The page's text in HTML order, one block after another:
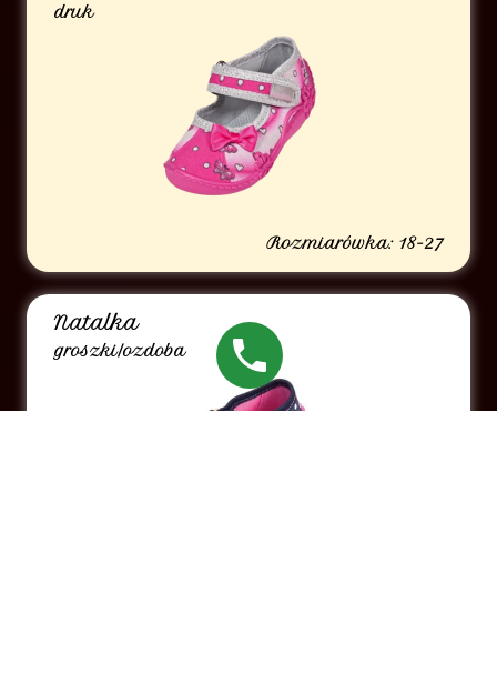
druk
Rozmiarówka: 18-27
Natalka
groszki/ozdoba